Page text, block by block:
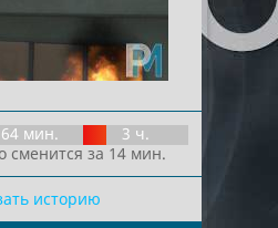
64 мин.
3 ч.
сменится за 14 мин.
историю